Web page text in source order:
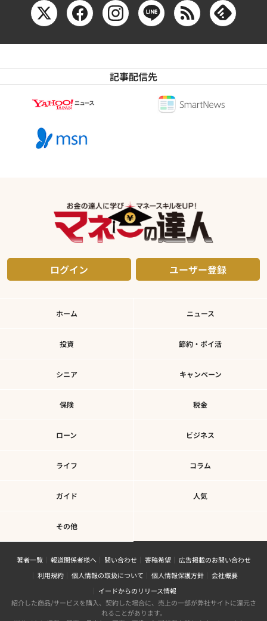
記事配信先
ログイン ユーザー登録
ホーム ニュース
投資 節約・ポイ活
シニア キャンペーン
保険 税金
ローン ビジネス
ライフ コラム
ガイド 人気
その他
著者一覧 報道関係者様へ 問い合わせ 寄稿希望
広告掲載のお問い合わせ
利用規約
個人情報の取扱について 個人情報保護方針
会社概要
イードからのリリース情報
紹介した商品/サービスを購入、契約した場合に、売上の一部が弊社サイトに還元さ
れることがあります。